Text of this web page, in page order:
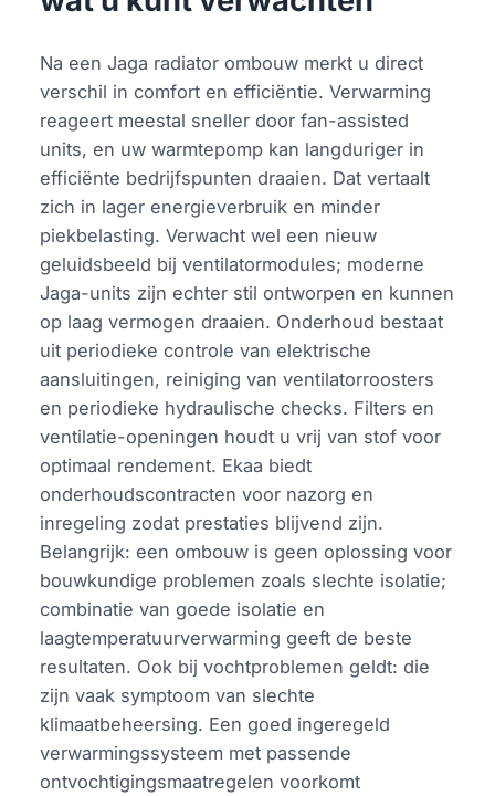
Na een Jaga radiator ombouw merkt u direct
verschil in comfort en efficiëntie. Verwarming
reageert meestal sneller door fan-assisted
units, en uw warmtepomp kan langduriger in
efficiënte bedrijfspunten draaien. Dat vertaalt
zich in lager energieverbruik en minder
piekbelasting. Verwacht wel een nieuw
geluidsbeeld bij ventilatormodules; moderne
Jaga-units zijn echter stil ontworpen en kunnen
op laag vermogen draaien. Onderhoud bestaat
uit periodieke controle van elektrische
aansluitingen, reiniging van ventilatorroosters
en periodieke hydraulische checks. Filters en
ventilatie-openingen houdt u vrij van stof voor
optimaal rendement. Ekaa biedt
onderhoudscontracten voor nazorg en
inregeling zodat prestaties blijvend zijn.
Belangrijk: een ombouw is geen oplossing voor
bouwkundige problemen zoals slechte isolatie;
combinatie van goede isolatie en
laagtemperatuurverwarming geeft de beste
resultaten. Ook bij vochtproblemen geldt: die
zijn vaak symptoom van slechte
klimaatbeheersing. Een goed ingeregeld
verwarmingssysteem met passende
ontvochtigingsmaatregelen voorkomt